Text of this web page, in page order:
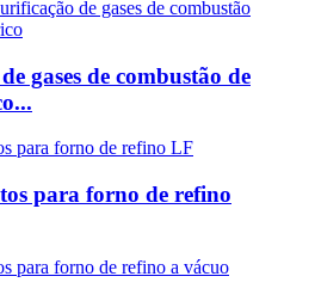
gases de combustão de
para forno de refino